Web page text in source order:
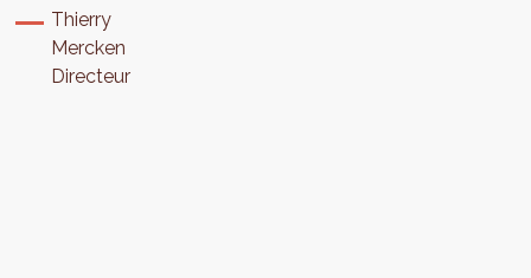
Thierry
Mercken
Directeur